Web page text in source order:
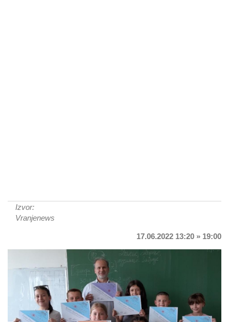
Izvor:
Vranjenews
17.06.2022 13:20 » 19:00